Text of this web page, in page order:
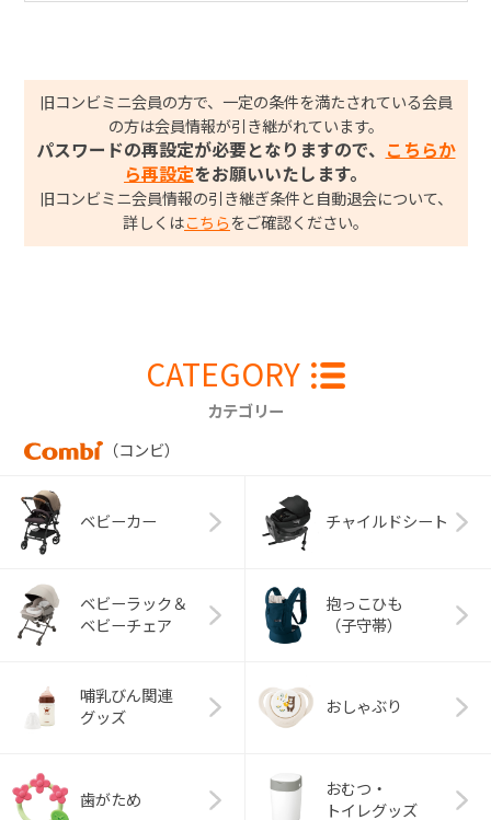
旧コンビミニ会員の方で、一定の条件を満たされている会員
の方は会員情報が引き継がれています。
パスワードの再設定が必要となりますので、
こちらか
ら再設定をお願いいたします。
旧コンビミニ会員情報の引き継ぎ条件と自動退会について、
詳しくはこちら をご確認ください。
CATEGORY
カテゴリー
（コンビ）
ベビーカー チャイルドシート
ベビーラック＆
ベビーチェア
抱っこひも
（子守帯）
哺乳びん関連
グッズ
おしゃぶり
歯がため
おむつ・
トイレグッズ